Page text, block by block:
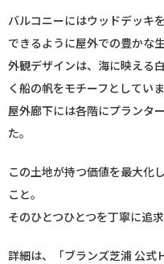
バルコニーにはウッドデッキ
できるように屋外での豊かな
外観デザインは、海に映える
く船の帆をモチーフとしていま
屋外廊下には各階にプランタ
た。
この土地が持つ価値を最大化
こと。
そのひとつひとつを丁寧に追
詳細は、「ブランズ芝浦 公式